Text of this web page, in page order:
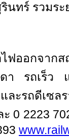
นทร์ รวมระ
ฟออกจากส
ดา รถเร็ว
ละรถดีเซล
ะ 0 2223